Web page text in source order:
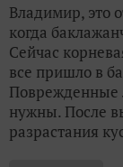
Владимир, это
когда
Сейчас
все пришло в
Поврежденные
нужны. После
разрастания